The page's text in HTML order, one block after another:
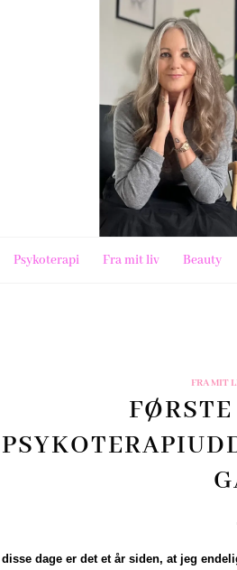
Psykoterapi Fra mit liv Beauty
FRA MIT
I disse dage er det et år siden, at jeg